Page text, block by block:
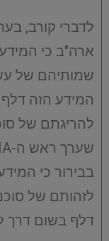
לדברי קורב,
ארה"ב כי
המידע הזה
להריגתם של
בבירור כי
לזהותם של
דלף בשום דרך